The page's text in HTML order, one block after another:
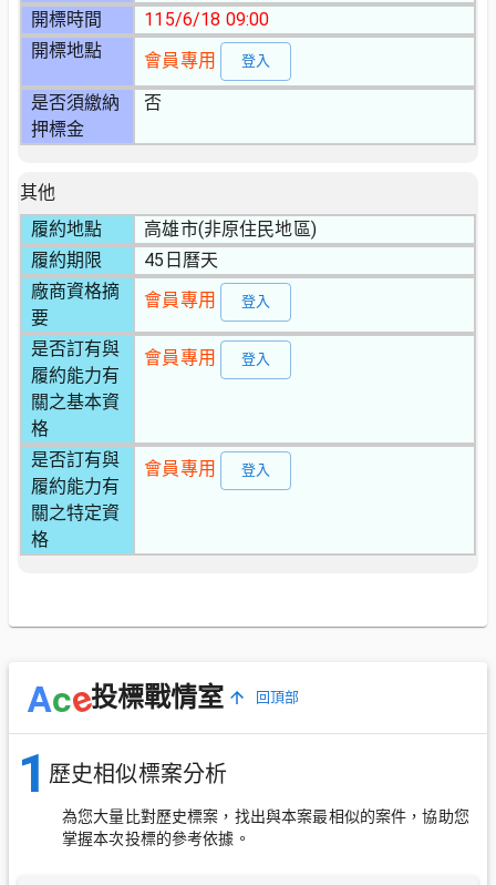
開標時間
115/6/18 09:00
開標地點
會員專用 登入
是否須繳納
押標金
否
其他
履約地點
高雄市(非原住民地區)
履約期限
45日曆天
廠商資格摘
要
會員專用 登入
是否訂有與
履約能力有
關之基本資
格
會員專用 登入
是否訂有與
履約能力有
關之特定資
格
會員專用 登入
Ace投標戰情室 回頂部
1 歷史相似標案分析
為您大量比對歷史標案，找出與本案最相似的案件，協助您
掌握本次投標的參考依據。